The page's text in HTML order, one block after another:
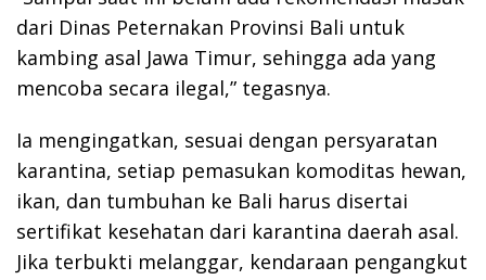
dari Dinas Peternakan Provinsi Bali untuk
kambing asal Jawa Timur, sehingga ada yang
mencoba secara ilegal,” tegasnya.
Ia mengingatkan, sesuai dengan persyaratan
karantina, setiap pemasukan komoditas hewan,
ikan, dan tumbuhan ke Bali harus disertai
sertifikat kesehatan dari karantina daerah asal.
Jika terbukti melanggar, kendaraan pengangkut